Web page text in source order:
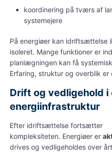
koordinering på tværs af
systemejere
På energiøer kan idriftsættelse
isoleret. Mange funktioner er
planlægningen kan få
Erfaring, struktur og overblik er
Drift og vedligehold i
energiinfrastruktur
Efter idriftsættelse fortsætter
kompleksiteten. Energiøer er
drives og vedligeholdes over